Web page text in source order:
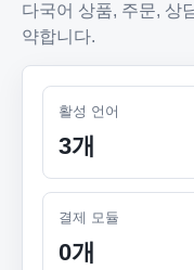
다국어 상품, 주문, 상
약합니다.
활성 언어
3개
결제 모듈
0개